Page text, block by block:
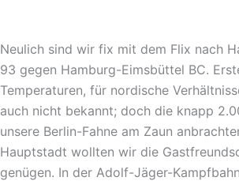
Neulich sind wir fix mit dem Flix nach
93 gegen Hamburg-Eimsbüttel BC.
Temperaturen, für nordische
auch nicht bekannt; doch die knapp
unsere Berlin-Fahne am Zaun
Hauptstadt wollten wir die
genügen. In der Adolf-Jäger-